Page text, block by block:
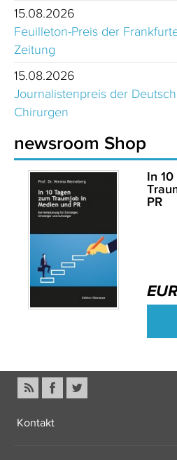
15.08.2026
Feuilleton-Preis der
Zeitung
15.08.2026
Journalistenpreis der
Chirurgen
newsroom Shop
In
PR
Kontakt